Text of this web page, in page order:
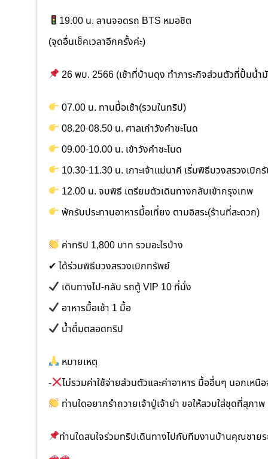
19.00 น. ลานจอดรถ BTS หมอชิต
(จุดอื่นเช็คเวลาอีกครั้งค่ะ)
26 พบ. 2566 (เช้าที่บ้านดุง ทำภาระกิจส่วนตัวที่ปั้มน้ำ
07.00 น. ทานมื้อเช้า(รวมในทริป)
08.20-08.50 น. ศาลเก่าวังคำชะโนด
09.00-10.00 น. เข้าวังคำชะโนด
10.30-11.30 น. เกาะเจ้าแม่นาคี เริ่มพิธีบวงสรวงเบิก
12.00 น. จบพิธี เตรียมตัวเดินทางกลับเข้ากรุงเทพ
พักรับประทานอาหารมื้อเที่ยง ตามอิสระ(ร้านที่สะดวก)
ค่าทริป 1,800 บาท รวมอะไรบ้าง
✔ ได้ร่วมพิธีบวงสรวงเบิกทรัพย์
เดินทางไป-กลับ รถตู้ VIP 10 ที่นั่ง
อาหารมื้อเช้า 1 มื้อ
น้ำดื่มตลอดทริป
หมายเหตุ
-
ไม่รวมค่าใช้จ่ายส่วนตัวและค่าอาหาร มื้ออื่นๆ นอกเหนื
ท่านใดอยากรำถวายเจ้าปู่เจ้าย่า ขอให้สวมใส่ชุดที่สุภาพ
ท่านใดสนใจร่วมทริปเดินทางไปกับทีมงานบ้านคุณชา